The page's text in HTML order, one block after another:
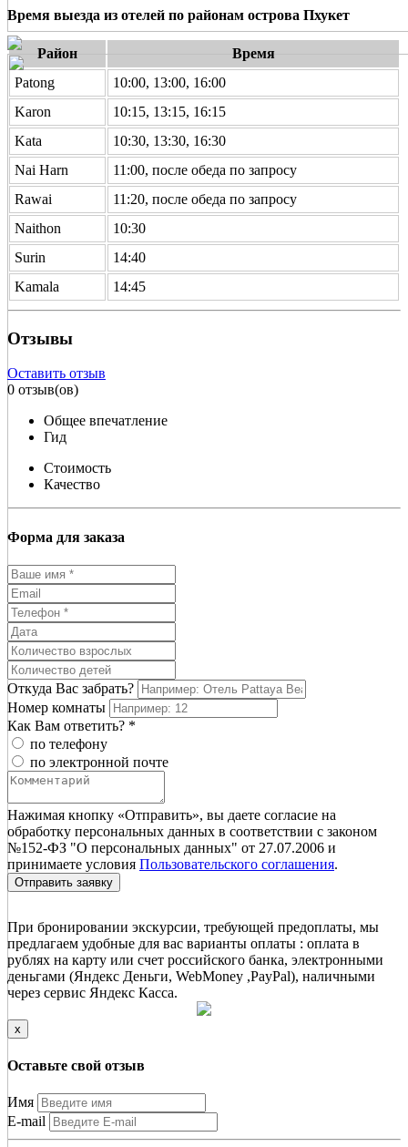
Время выезда из отелей по районам острова Пхукет
Район
Время
Patong
10:00, 13:00, 16:00
Karon
10:15, 13:15, 16:15
Kata
10:30, 13:30, 16:30
Nai Harn
11:00, после обеда по запросу
Rawai
11:20, после обеда по запросу
Naithon
10:30
Surin
14:40
Kamala
14:45
Отзывы
Оставить отзыв
0 отзыв(ов)
Общее впечатление
Гид
Стоимость
Качество
Форма для заказа
Откуда Вас забрать?
Номер комнаты
Как Вам ответить? *
по телефону
по электронной почте
Нажимая кнопку «Отправить», вы даете согласие на
обработку персональных данных в соответствии с законом
№152-ФЗ "О персональных данных" от 27.07.2006 и
принимаете условия Пользовательского соглашения.
Отправить заявку
При бронировании экскурсии, требующей предоплаты, мы
предлагаем удобные для вас варианты оплаты : оплата в
рублях на карту или счет российского банка, электронными
деньгами (Яндекс Деньги, WebMoney ,PayPal), наличными
через сервис Яндекс Касса.
x
Оставьте свой отзыв
Имя
E-mail